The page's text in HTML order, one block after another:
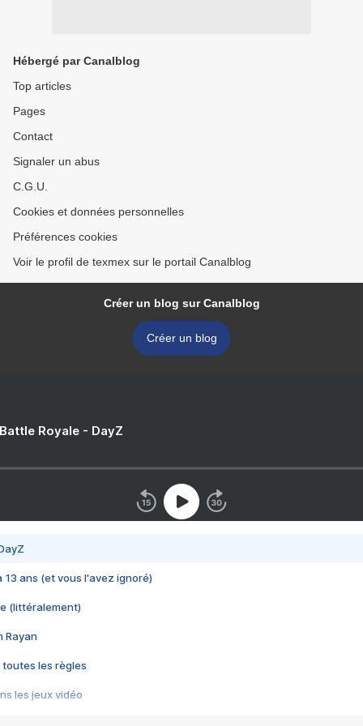
Hébergé par Canalblog
Top articles
Pages
Contact
Signaler un abus
C.G.U.
Cookies et données personnelles
Préférences cookies
Voir le profil de texmex sur le portail Canalblog
Créer un blog sur Canalblog
Créer un blog
Royale - DayZ
13 ans (et vous l'avez ignoré)
(littéralement)
Rayan
toutes les règles
les jeux vidéo